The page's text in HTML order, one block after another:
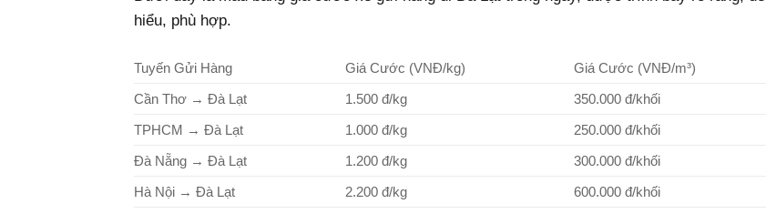
hiểu, phù hợp.
Tuyến Gửi Hàng Giá Cước (VNĐ/kg)
Giá Cước (VNĐ/m³)
Cần Thơ → Đà Lạt
1.500 đ/kg
350.000 đ/khối
TPHCM → Đà Lạt
1.000 đ/kg
250.000 đ/khối
Đà Nẵng → Đà Lạt
1.200 đ/kg
300.000 đ/khối
Hà Nội → Đà Lạt
2.200 đ/kg 600.000 đ/khối